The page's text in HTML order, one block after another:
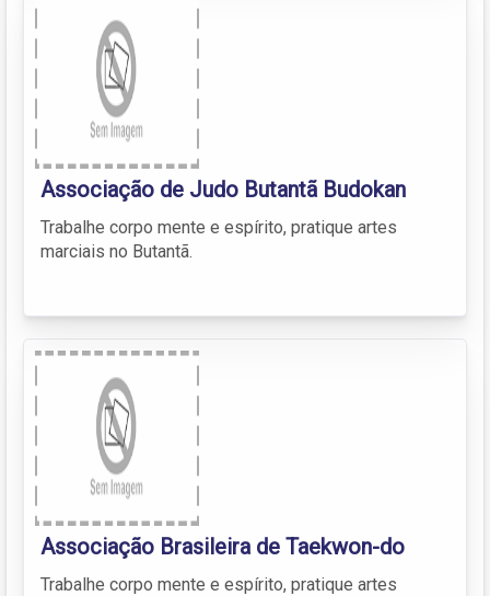
Associação de Judo Butantã Budokan
Trabalhe corpo mente e espírito, pratique artes
marciais no Butantã.
Associação Brasileira de Taekwon-do
Trabalhe corpo mente e espírito, pratique artes